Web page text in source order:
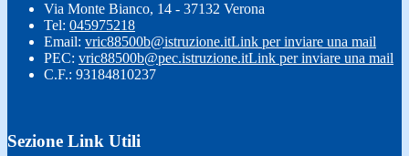
Via Monte Bianco, 14 - 37132 Verona
Tel: 045975218
Email: vric88500b@istruzione.itLink per inviare una mail
PEC: vric88500b@pec.istruzione.itLink per inviare una mail
C.F.: 93184810237
Sezione Link Utili